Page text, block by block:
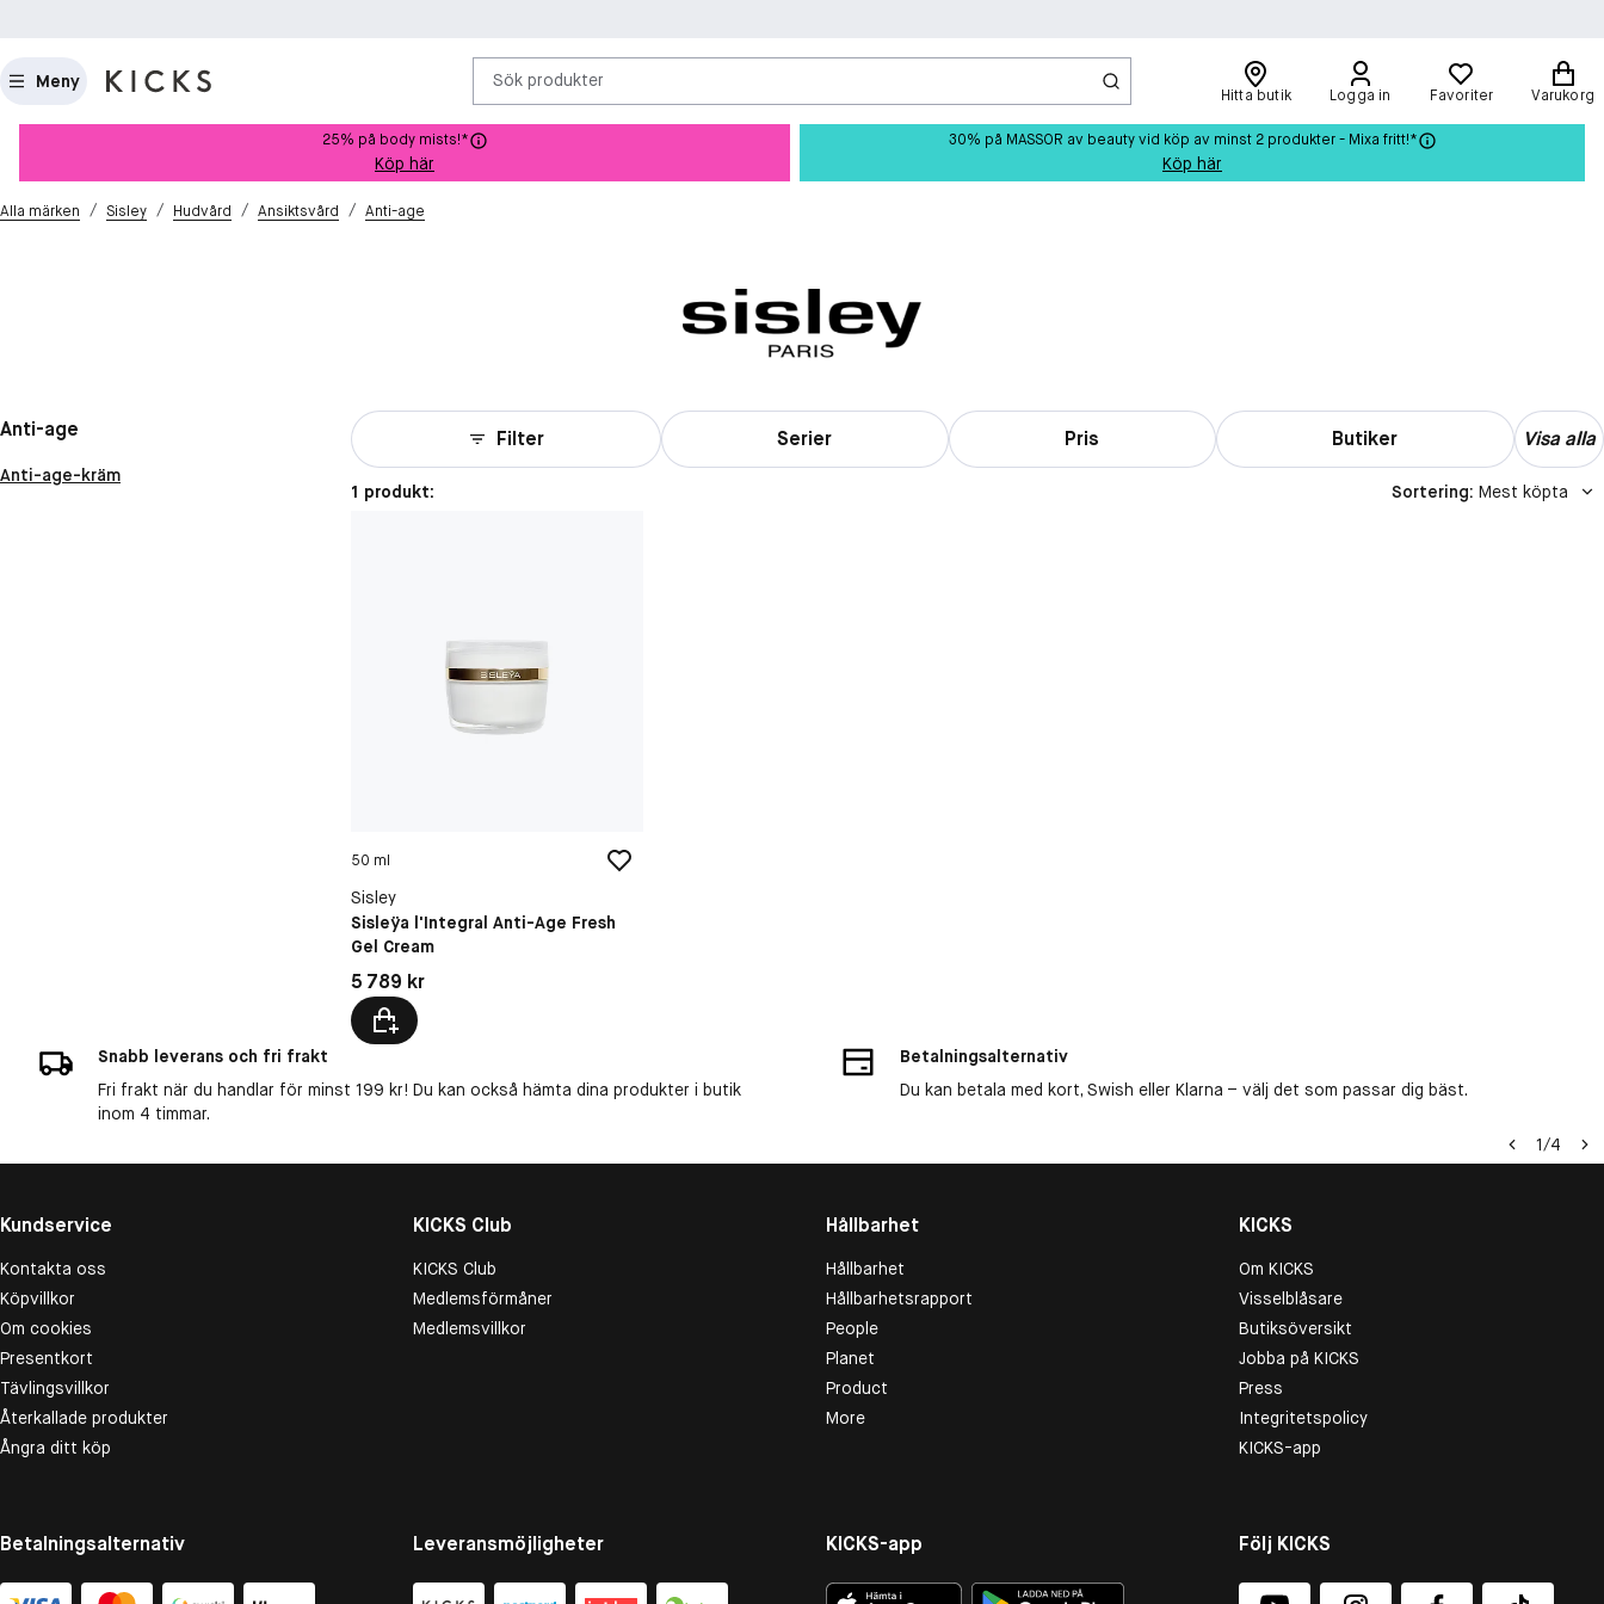
Meny Sök produkter
Hitta butik Logga in Favoriter Varukorg
25% på body mists!*
Köp här
30% på MASSOR av beauty vid köp av minst 2 produkter - Mixa fritt!*
Köp här
Alla märken / Sisley / Hudvård / Ansiktsvård / Anti-age
Anti-age
Anti-age-kräm
Filter Serier Pris Butiker Visa alla
1 produkt: Sortering: Mest köpta
50 ml
Sisley
Sisleÿa l'Integral Anti-Age Fresh
Gel Cream
Pris: 5 789 kr
5 789 kr
Snabb leverans och fri frakt
Fri frakt när du handlar för minst 199 kr! Du kan också hämta dina produkter i butik
inom 4 timmar.
Betalningsalternativ
Du kan betala med kort, Swish eller Klarna – välj det som passar dig bäst.
1/4
Kundservice
Kontakta oss
Köpvillkor
Om cookies
Presentkort
Tävlingsvillkor
Återkallade produkter
Ångra ditt köp
KICKS Club
KICKS Club
Medlemsförmåner
Medlemsvillkor
Hållbarhet
Hållbarhet
Hållbarhetsrapport
People
Planet
Product
More
KICKS
Om KICKS
Visselblåsare
Butiksöversikt
Jobba på KICKS
Press
Integritetspolicy
KICKS-app
Betalningsalternativ Leveransmöjligheter KICKS-app Följ KICKS